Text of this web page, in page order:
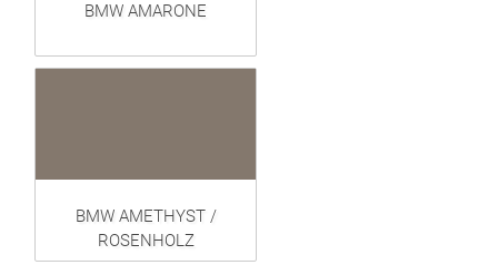
BMW AMARONE
BMW AMETHYST /
ROSENHOLZ